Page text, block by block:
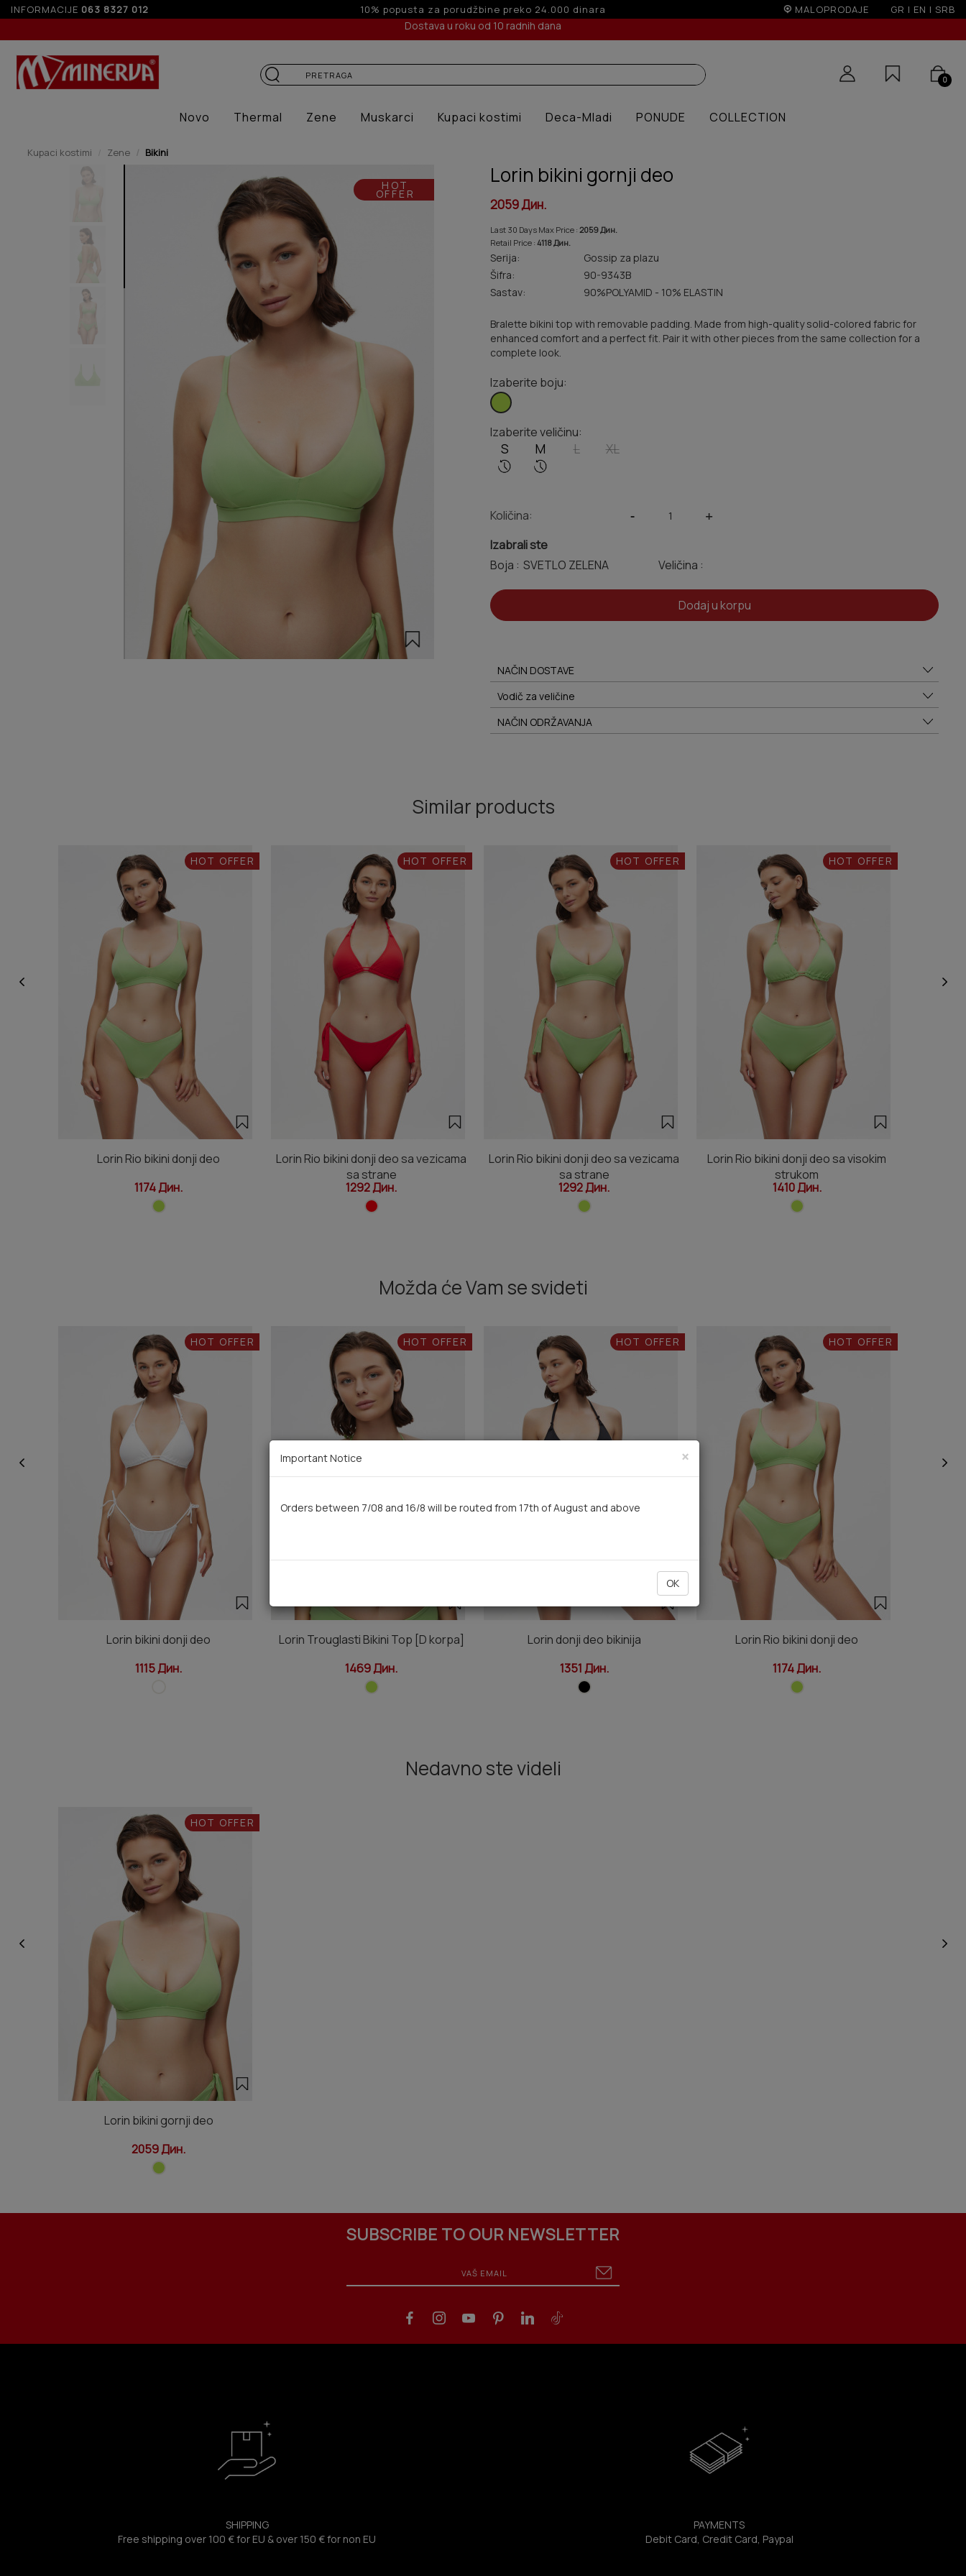
INFORMACIJE 063 8327 012 Besplatna dostava za porudžbine preko 4.000 dinara MALOPRODAJE GR | EN | SRB
Dostava u roku od 10 radnih dana
0
Novo Thermal Zene Muskarci Kupaci kostimi Deca-Mladi PONUDE COLLECTION
Kupaci kostimi Zene Bikini
HOT
OFFER
Lorin bikini gornji deo
2059 Дин.
Last 30 Days Max Price : 2059 Дин.
Retail Price : 4118 Дин.
Serija:
Gossip za plazu
Šifra:
90-9343B
Sastav:
90%POLYAMID - 10% ELASTIN
Bralette bikini top with removable padding. Made from high-quality solid-colored fabric for
enhanced comfort and a perfect fit. Pair it with other pieces from the same collection for a
complete look.
Izaberite boju:
Izaberite veličinu:
S M L XL
Količina: - +
Izabrali ste
Boja :
Veličina :
Dodaj u korpu
NAČIN DOSTAVE
Vodič za veličine
NAČIN ODRŽAVANJA
Similar products
HOT OFFER
Lorin Rio bikini donji deo
1174 Дин.
HOT OFFER
Lorin Rio bikini donji deo sa vezicama
sa strane
1292 Дин.
HOT OFFER
Lorin Rio bikini donji deo sa vezicama
sa strane
1292 Дин.
HOT OFFER
Lorin Rio bikini donji deo sa visokim
strukom
1410 Дин.
Možda će Vam se svideti
HOT OFFER
Lorin bikini donji deo
1115 Дин.
HOT OFFER
Lorin Trouglasti Bikini Top [D korpa]
1469 Дин.
HOT OFFER
Lorin donji deo bikinija
1351 Дин.
HOT OFFER
Lorin Rio bikini donji deo
1174 Дин.
Nedavno ste videli
HOT OFFER
Lorin bikini gornji deo
2059 Дин.
SUBSCRIBE TO OUR NEWSLETTER
SHIPPING
Free shipping over 100 € for EU & over 150 € for non EU
PAYMENTS
Debit Card, Credit Card, Paypal
×
Important Notice
Orders between 7/08 and 16/8 will be routed from 17th of August and above
OK